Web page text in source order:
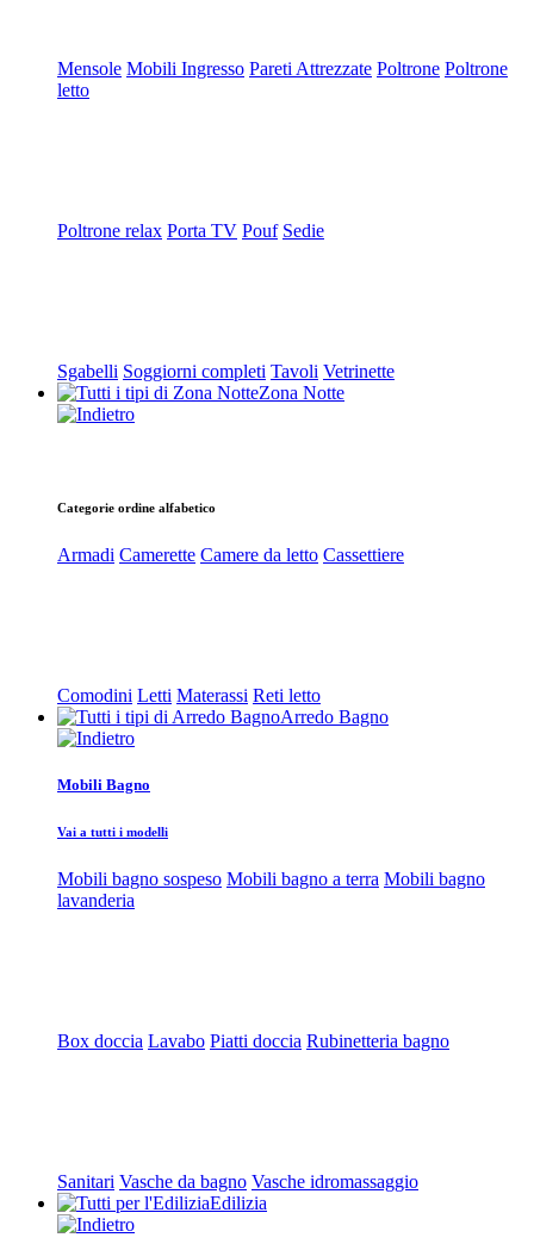
Mensole Mobili Ingresso Pareti Attrezzate Poltrone Poltrone
letto
Poltrone relax Porta TV Pouf Sedie
Sgabelli Soggiorni completi Tavoli Vetrinette
Zona Notte
Categorie ordine alfabetico
Armadi Camerette Camere da letto Cassettiere
Comodini Letti Materassi Reti letto
Arredo Bagno
Mobili Bagno
Vai a tutti i modelli
Mobili bagno sospeso Mobili bagno a terra Mobili bagno
lavanderia
Box doccia Lavabo Piatti doccia Rubinetteria bagno
Sanitari Vasche da bagno Vasche idromassaggio
Edilizia